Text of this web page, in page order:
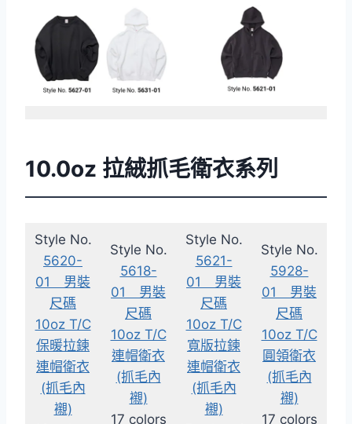
10.0oz 拉絨抓毛衛衣系列
Style No.
5620-
01 男裝
尺碼
10oz T/C
保暖拉鍊
連帽衛衣
(抓毛內
襯)
Style No.
5618-
01 男裝
尺碼
10oz T/C
連帽衛衣
(抓毛內
襯)
17 colors
Style No.
5621-
01 男裝
尺碼
10oz T/C
寬版拉鍊
連帽衛衣
(抓毛內
襯)
Style No.
5928-
01 男裝
尺碼
10oz T/C
圓領衛衣
(抓毛內
襯)
17 colors